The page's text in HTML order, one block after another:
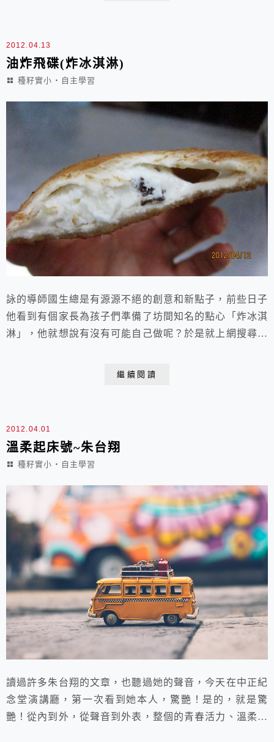
2012.04.13
油炸飛碟(炸冰淇淋)
種籽實小‧自主學習
詠的導師國生總是有源源不絕的創意和新點子，前些日子
他看到有個家長為孩子們準備了坊間知名的點心「炸冰淇
淋」，他就想說有沒有可能自己做呢？於是就上網搜尋資
繼續閱讀
2012.04.01
溫柔起床號~朱台翔
種籽實小‧自主學習
讀過許多朱台翔的文章，也聽過她的聲音，今天在中正紀
念堂演講廳，第一次看到她本人，驚艷！是的，就是驚
艷！從內到外，從聲音到外表，整個的青春活力、溫柔堅